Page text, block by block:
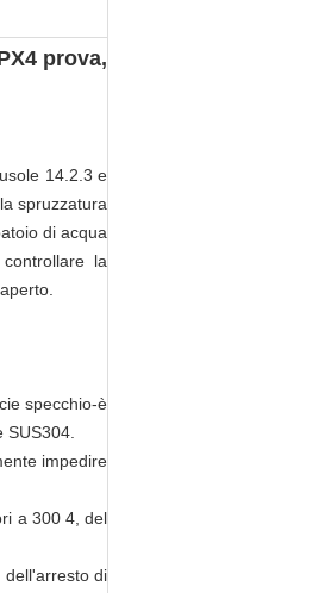
prova,
14.2.3 e
spruzzatura
di acqua
la
specchio-è
impedire
a 300 4, del
dell'arresto di